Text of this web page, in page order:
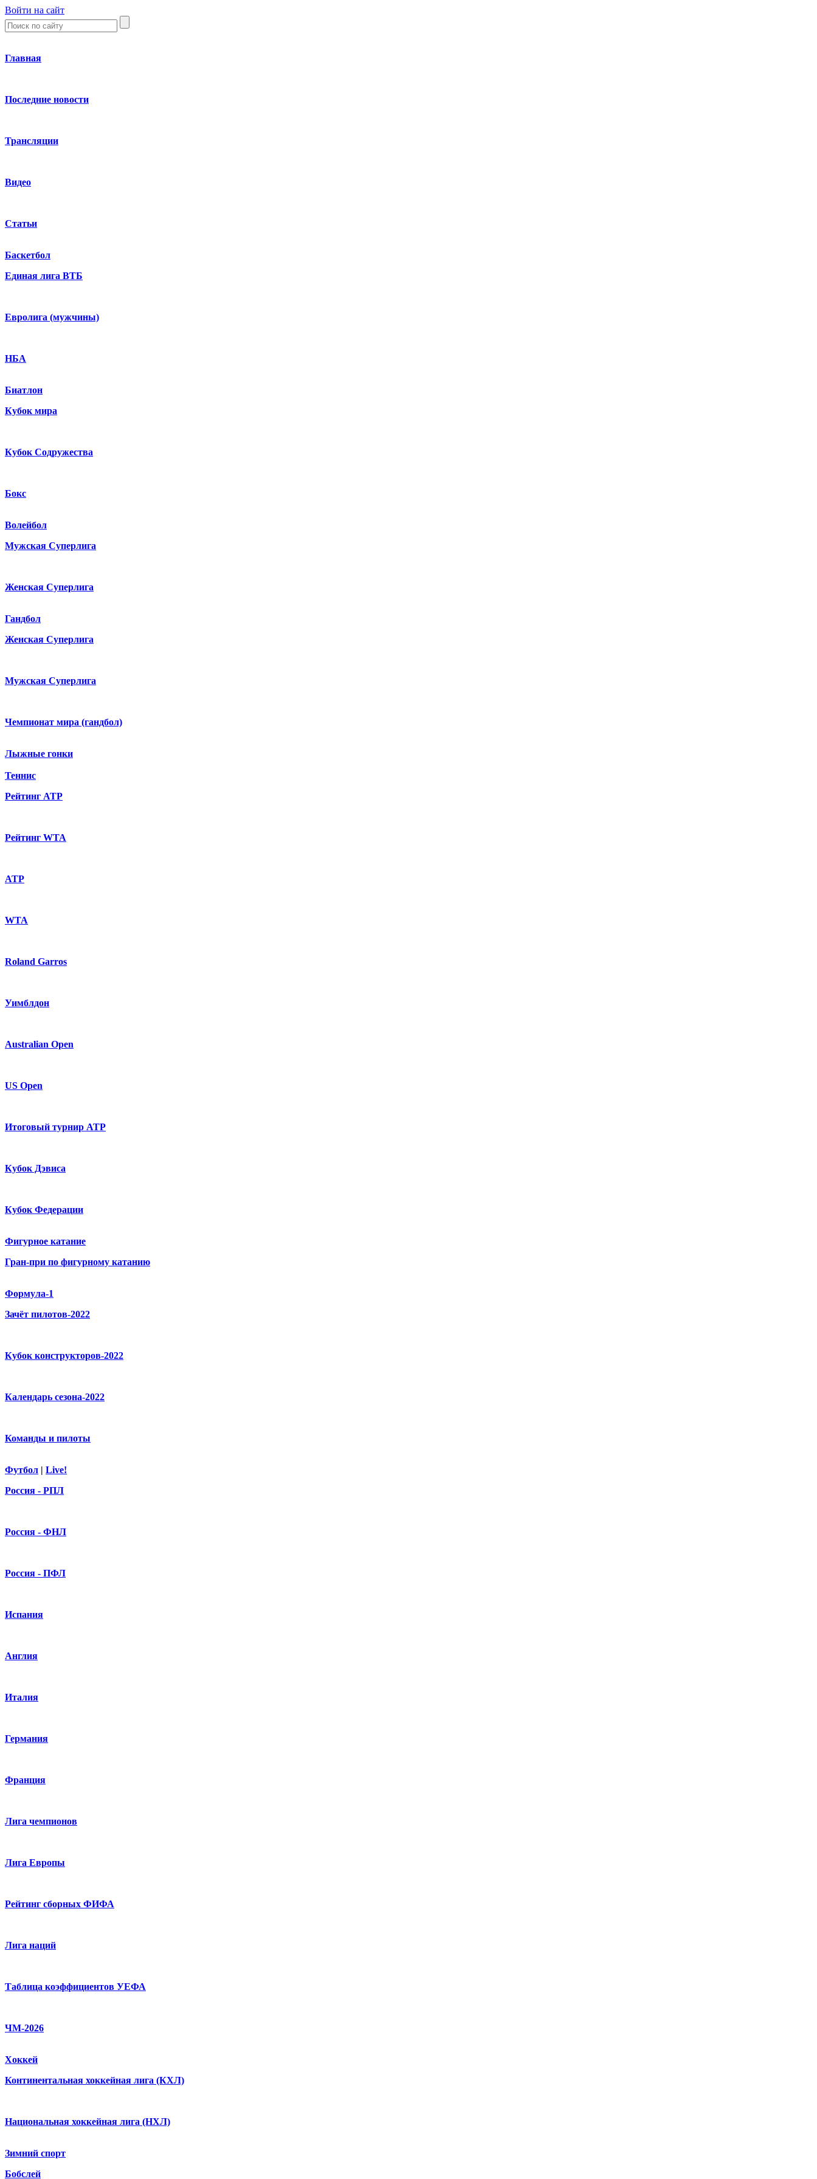
Войти на сайт
Главная
Последние новости
Трансляции
Видео
Статьи
Баскетбол
Единая лига ВТБ
Евролига (мужчины)
НБА
Биатлон
Кубок мира
Кубок Содружества
Бокс
Волейбол
Мужская Суперлига
Женская Суперлига
Гандбол
Женская Суперлига
Мужская Суперлига
Чемпионат мира (гандбол)
Лыжные гонки
Теннис
Рейтинг ATP
Рейтинг WTA
ATP
WTA
Roland Garros
Уимблдон
Australian Open
US Open
Итоговый турнир ATP
Кубок Дэвиса
Кубок Федерации
Фигурное катание
Гран-при по фигурному катанию
Формула-1
Зачёт пилотов-2022
Кубок конструкторов-2022
Календарь сезона-2022
Команды и пилоты
Футбол | Live!
Россия - РПЛ
Россия - ФНЛ
Россия - ПФЛ
Испания
Англия
Италия
Германия
Франция
Лига чемпионов
Лига Европы
Рейтинг сборных ФИФА
Лига наций
Таблица коэффициентов УЕФА
ЧМ-2026
Хоккей
Континентальная хоккейная лига (КХЛ)
Национальная хоккейная лига (НХЛ)
Зимний спорт
Бобслей